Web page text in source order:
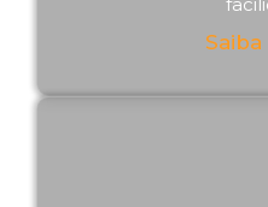
Saiba